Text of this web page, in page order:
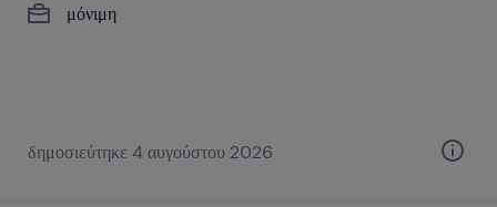
μόνιμη
δημοσιεύτηκε 4 αυγούστου 2026